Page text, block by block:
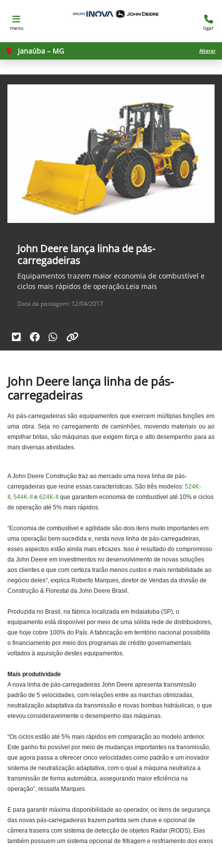
menu ligar
Janaúba – MG Alterar
John Deere lança linha de pás-
carregadeiras
Equipamentos trazem maior economia de combustível e
ciclos mais rápidos de operação.Leia mais
Data da postagem: 12/04/2017
John Deere lança linha de pás-
carregadeiras
As pás-carregadeiras são equipamentos que exercem múltiplas funções em
uma obra. Seja no carregamento de caminhões, movendo materiais ou ao
empilhar britas, são máquinas que exigem força e alto desempenho para as
mais diversas atividades.
A John Deere Construção traz ao mercado uma nova linha de pás-
carregadeiras que reúne essas características. São três modelos: 524K-
II 544K-II e 624K-II que garantem economia de combustível até 10% e ciclos
de operação até 5% mais rápidos.
“Economia de combustível e agilidade são dois itens muito importantes em
uma operação bem-sucedida e, nesta nova linha de pás-carregadeiras,
esses aspectos estão ainda mais eficazes. Isso é resultado do compromisso
da John Deere em investimentos no desenvolvimento de novas soluções
aos clientes e que com certeza trarão menos custos e mais rentabilidade ao
negócio deles”, explica Roberto Marques, diretor de Vendas da divisão de
Construção & Florestal da John Deere Brasil.
Produzida no Brasil, na fábrica localizada em Indaiatuba (SP), o
equipamento está disponível por meio de uma sólida rede de distribuidores,
que hoje cobre 100% do País. A fabricação em território nacional possibilita
o financiamento por meio dos programas de crédito governamentais
voltados à aquisição destes equipamentos.
Mais produtividade
A nova linha de pás-carregadeiras John Deere apresenta transmissão
padrão de 5 velocidades, com relações entre as marchas otimizadas,
neutralização adaptativa da transmissão e novas bombas hidráulicas, o que
elevou consideravelmente o desempenho das máquinas.
“Os ciclos estão até 5% mais rápidos em comparação ao modelo anterior.
Este ganho foi possível por meio de mudanças importantes na transmissão,
que agora passa a oferecer cinco velocidades como padrão e um inovador
sistema de neutralização adaptativa, com o qual a máquina neutraliza a
transmissão de forma automática, assegurando maior eficiência na
operação”, ressalta Marques.
E para garantir máxima disponibilidade ao operador, os itens de segurança
das novas pás-carregadeiras trazem partida sem chave e opcional de
câmera traseira com sistema de detecção de objetos Radar (RODS). Elas
também possuem um sistema opcional de filtragem e resfriamento dos eixos